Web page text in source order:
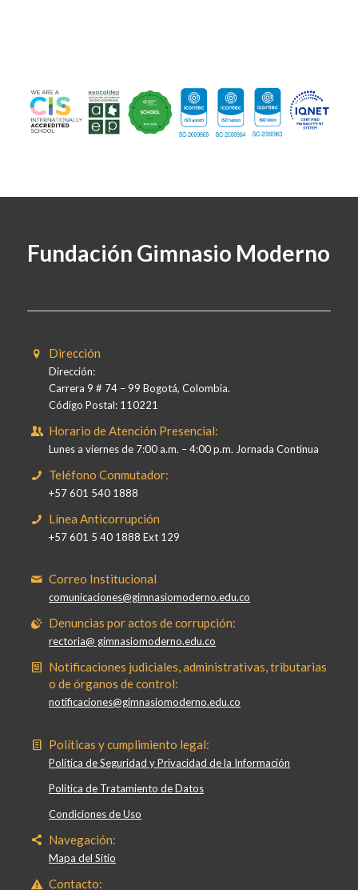
Fundación Gimnasio Moderno
Dirección
Dirección:
Carrera 9 # 74 – 99 Bogotá, Colombia.
Código Postal: 110221
Horario de Atención Presencial:
Lunes a viernes de 7:00 a.m. – 4:00 p.m. Jornada Continua
Teléfono Conmutador:
+57 601 540 1888
Línea Anticorrupción
+57 601 5 40 1888 Ext 129
Correo Institucional
comunicaciones@gimnasiomoderno.edu.co
Denuncias por actos de corrupción:
rectoria@ gimnasiomoderno.edu.co
Notificaciones judiciales, administrativas, tributarias
o de órganos de control:
notificaciones@gimnasiomoderno.edu.co
Políticas y cumplimiento legal:
Política de Seguridad y Privacidad de la Información
Política de Tratamiento de Datos
Condiciones de Uso
Navegación:
Mapa del Sitio
Contacto: